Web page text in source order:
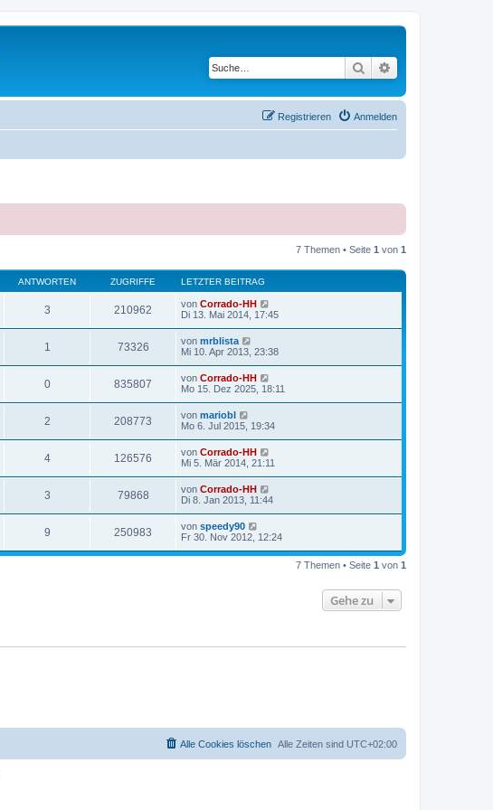
Suche
Anmelden
Registrieren
7 Themen • Seite 1 von 1
ANTWORTEN ZUGRIFFE LETZTER BEITRAG
3 210962 von Corrado-HH
Di 13. Mai 2014, 17:45
1 73326 von mrblista
Mi 10. Apr 2013, 23:38
0 835807 von Corrado-HH
Mo 15. Dez 2025, 18:11
2 208773 von mariobl
Mo 6. Jul 2015, 19:34
4 126576 von Corrado-HH
Mi 5. Mär 2014, 21:11
3 79868 von Corrado-HH
Di 8. Jan 2013, 11:44
9 250983 von speedy90
Fr 30. Nov 2012, 12:24
7 Themen • Seite 1 von 1
Gehe zu
Alle Zeiten sind UTC+02:00
Alle Cookies löschen